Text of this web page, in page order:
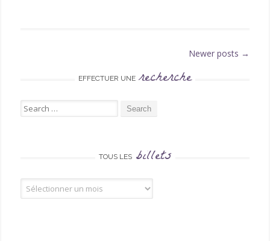
Post navigation
Newer posts →
EFFECTUER UNE recherche
Search for:
TOUS LES billets
Tous les billets